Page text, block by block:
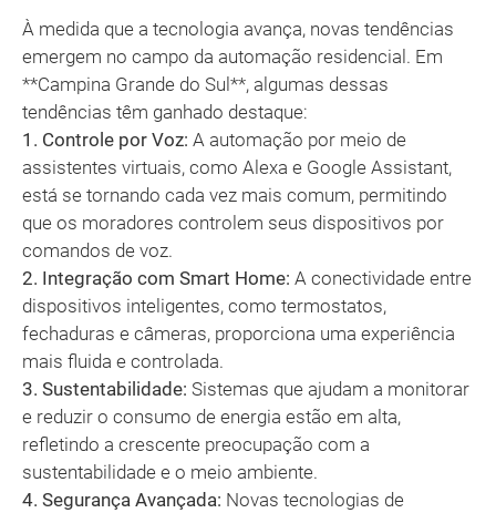
À medida que a tecnologia avança, novas tendências
emergem no campo da automação residencial. Em
**Campina Grande do Sul**, algumas dessas
tendências têm ganhado destaque:
1. Controle por Voz: A automação por meio de
assistentes virtuais, como Alexa e Google Assistant,
está se tornando cada vez mais comum, permitindo
que os moradores controlem seus dispositivos por
comandos de voz.
2. Integração com Smart Home: A conectividade entre
dispositivos inteligentes, como termostatos,
fechaduras e câmeras, proporciona uma experiência
mais fluida e controlada.
3. Sustentabilidade: Sistemas que ajudam a monitorar
e reduzir o consumo de energia estão em alta,
refletindo a crescente preocupação com a
sustentabilidade e o meio ambiente.
4. Segurança Avançada: Novas tecnologias de